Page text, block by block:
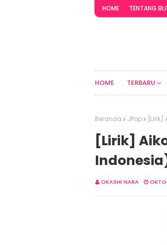
HOME TENTANG
HOME TERBARU
Beranda JPop
[Lirik]
OKASHI NARA